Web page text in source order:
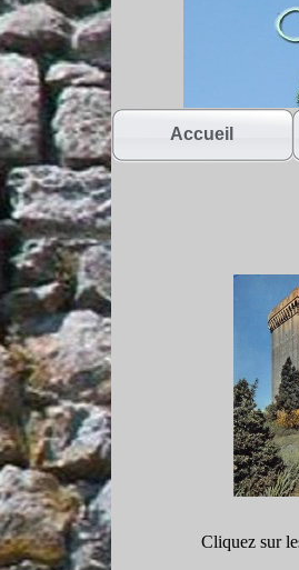
Accueil
Cliquez sur